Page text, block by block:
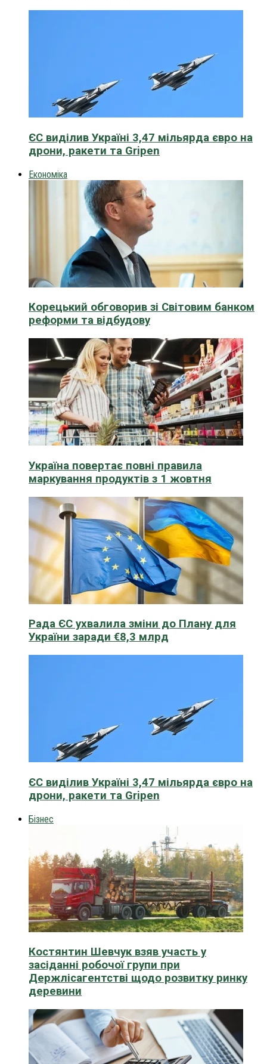
ЄС виділив Україні 3,47 мільярда євро на
дрони, ракети та Gripen
Економіка
Корецький обговорив зі Світовим банком
реформи та відбудову
Україна повертає повні правила
маркування продуктів з 1 жовтня
Рада ЄС ухвалила зміни до Плану для
України заради €8,3 млрд
ЄС виділив Україні 3,47 мільярда євро на
дрони, ракети та Gripen
Бізнес
Костянтин Шевчук взяв участь у
засіданні робочої групи при
Держлісагентстві щодо розвитку ринку
деревини